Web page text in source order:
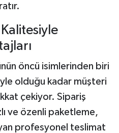
öncü isimlerinden biri
olduğu kadar müşteri
çekiyor. Sipariş
ve özenli paketleme,
profesyonel teslimat